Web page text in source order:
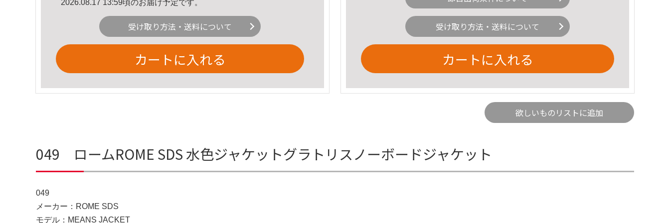
2026.08.17 13:59頃のお届け予定です。
受け取り方法・送料について
カートに入れる
受け取り方法・送料について
カートに入れる
欲しいものリストに追加
049 ロームROME SDS 水色ジャケットグラトリスノーボードジャケット
049
メーカー：ROME SDS
モデル：MEANS JACKET